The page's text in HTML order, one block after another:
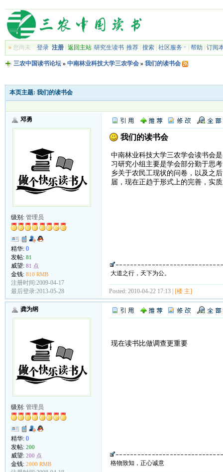
»您尚未 登录 注册| 返回主站| 研究生读书| 推荐| 搜索| 社区服务 帮助 订阅
三农中国读书论坛» 中南林业科技大学三农学会» 我们的读书会
本页主题: 我们的读书会
邓勇
级别: 管理员
精华: 0
发帖: 81
威望: 81 点
金钱: 810 RMB
注册时间:2009-04-17
最后登录:2013-05-28
我们的读书会
中南林业科技大学三农学会读书会
习研究小组主要是学会部分勤于思
乡关于农民工现状的问卷，以及之
届，现在正趋于形式上的完善，实
大道之行，天下为公。
Posted: 2010-04-22 17:13 | [楼 主]
龚为纲
级别: 管理员
精华: 0
发帖: 200
威望: 200 点
金钱: 2000 RMB
现在读书比做调查更重要
格物致知，正心诚意